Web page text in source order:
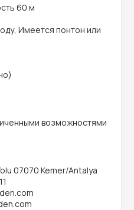
60 м
Имеется понтон или
возможностями
07070 Kemer/Antalya